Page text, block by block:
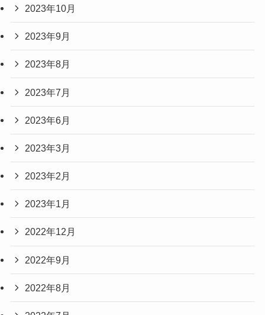
2023年10月
2023年9月
2023年8月
2023年7月
2023年6月
2023年3月
2023年2月
2023年1月
2022年12月
2022年9月
2022年8月